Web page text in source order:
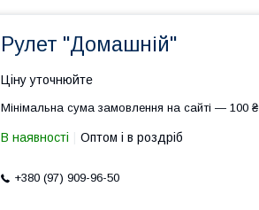
Рулет "Домашній"
Ціну уточнюйте
Мінімальна сума замовлення на сайті — 100 ₴
В наявності Оптом і в роздріб
+380 (97) 909-96-50